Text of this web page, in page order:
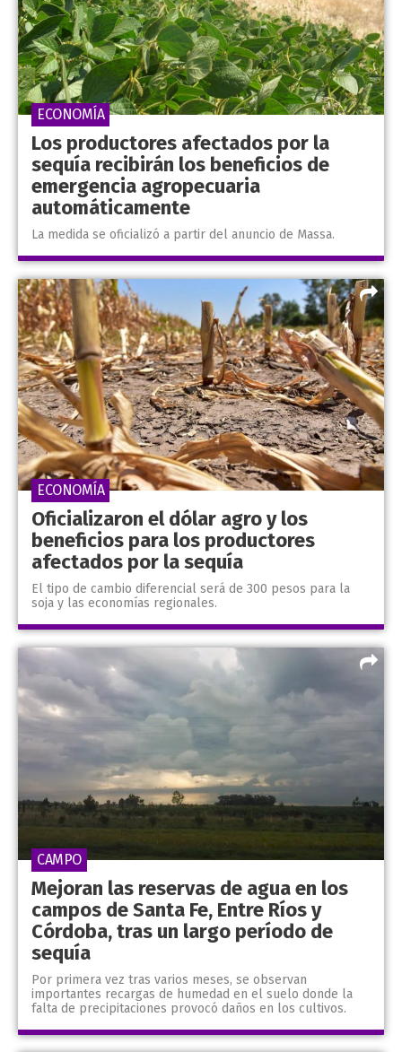
Los productores afectados por la
sequía recibirán los beneficios de
emergencia agropecuaria
automáticamente
La medida se oficializó a partir del anuncio de Massa.
ECONOMÍA
Oficializaron el dólar agro y los
beneficios para los productores
afectados por la sequía
El tipo de cambio diferencial será de 300 pesos para la
soja y las economías regionales.
ECONOMÍA
Mejoran las reservas de agua en los
campos de Santa Fe, Entre Ríos y
Córdoba, tras un largo período de
sequía
Por primera vez tras varios meses, se observan
importantes recargas de humedad en el suelo donde la
falta de precipitaciones provocó daños en los cultivos.
CAMPO